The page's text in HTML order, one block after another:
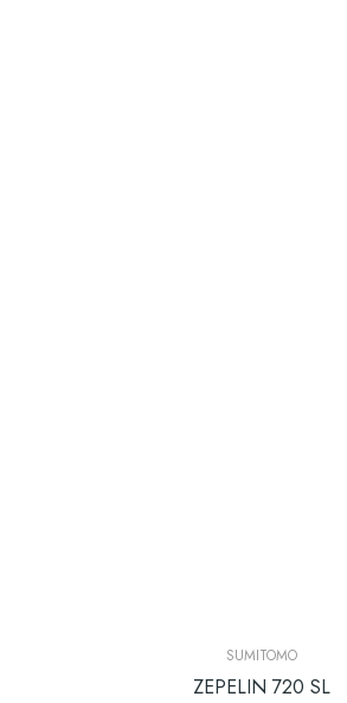
SUMITOMO
ZEPELIN 720 SL